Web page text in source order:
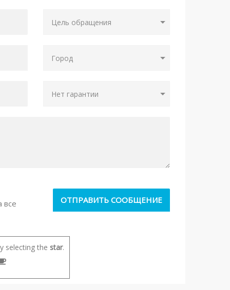
все
selecting the star.